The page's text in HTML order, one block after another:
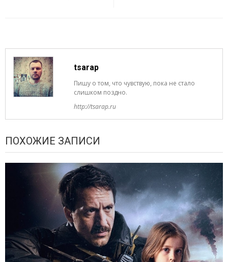
tsarap
Пишу о том, что чувствую, пока не стало
слишком поздно.
http://tsarap.ru
ПОХОЖИЕ ЗАПИСИ